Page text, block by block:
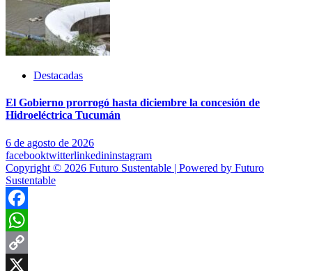
Destacadas
El Gobierno prorrogó hasta diciembre la concesión de
Hidroeléctrica Tucumán
6 de agosto de 2026
facebooktwitterlinkedininstagram
Copyright © 2026 Futuro Sustentable | Powered by Futuro
Sustentable
Facebook
WhatsApp
Copy